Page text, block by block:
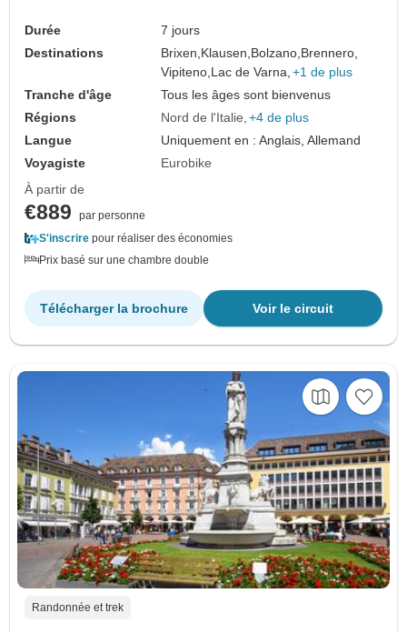
Durée
7 jours
Destinations
Brixen,Klausen,Bolzano,Brennero,
Vipiteno,Lac de Varna, +1 de plus
Tranche d'âge
Tous les âges sont bienvenus
Régions
Nord de l'Italie +4 de plus
Langue
Uniquement en : Anglais, Allemand
Voyagiste
Eurobike
À partir de
€889
par personne
S'inscrire pour réaliser des économies
Prix basé sur une chambre double
Voir le circuit
Télécharger la brochure
Randonnée et trek